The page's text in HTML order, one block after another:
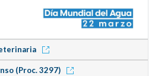
(Proc. 3297)